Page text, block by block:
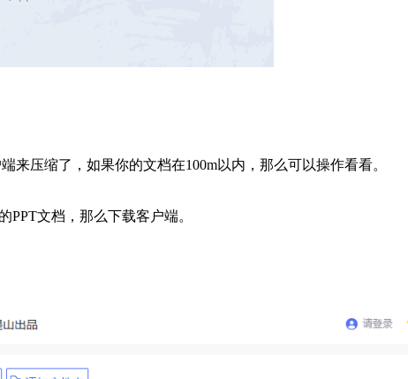
来压缩了，如果你的文档在100m以内，那么可以操作看看。
PPT文档，那么下载客户端。